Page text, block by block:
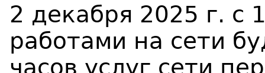
2 декабря 2025 г. c
работами на сети
часов услуг сети